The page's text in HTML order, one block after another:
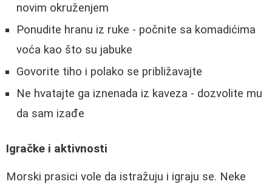
novim okruženjem
Ponudite hranu iz ruke - počnite sa komadićima
voća kao što su jabuke
Govorite tiho i polako se približavajte
Ne hvatajte ga iznenada iz kaveza - dozvolite mu
da sam izađe
Igračke i aktivnosti
Morski prasici vole da istražuju i igraju se. Neke